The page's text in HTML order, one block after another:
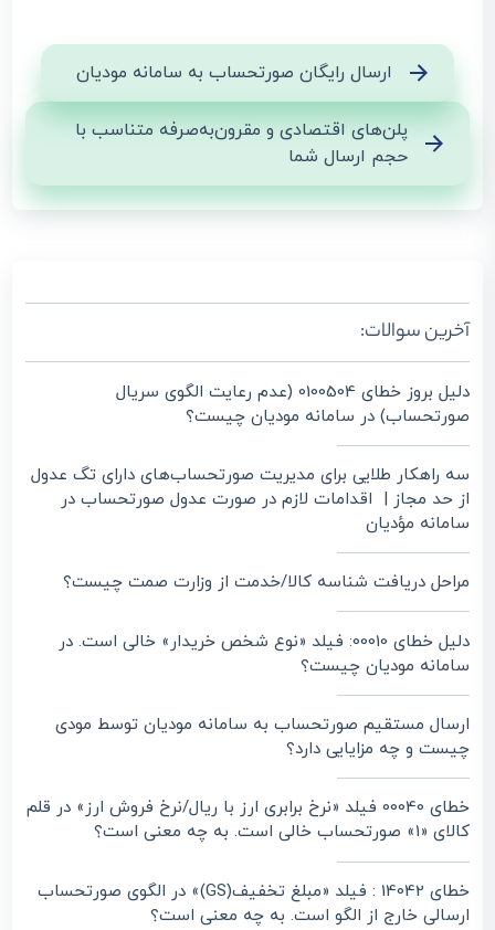
ارسال رایگان صورتحساب به سامانه مودیان
پلن‌های اقتصادی و مقرون‌به‌صرفه متناسب با
حجم ارسال شما
آخرین سوالات:
دلیل بروز خطای 0100504 (عدم رعایت الگوی سریال
صورتحساب) در سامانه مودیان چیست؟
سه راهکار طلایی برای مدیریت صورتحساب‌های دارای تگ عدول
از حد مجاز | اقدامات لازم در صورت عدول صورتحساب در
سامانه مؤدیان
مراحل دریافت شناسه کالا/خدمت از وزارت صمت چیست؟
دلیل خطای 00010: فیلد «نوع شخص خریدار» خالی است. در
سامانه مودیان چیست؟
ارسال مستقیم صورتحساب به سامانه مودیان توسط مودی
چیست و چه مزایایی دارد؟
خطای 00040 فیلد «نرخ برابری ارز با ریال/نرخ فروش ارز» در قلم
کالای «1» صورتحساب خالی است. به چه معنی است؟
خطای 14042 : فیلد «مبلغ تخفیف(GS)» در الگوی صورتحساب
ارسالی خارج از الگو است. به چه معنی است؟